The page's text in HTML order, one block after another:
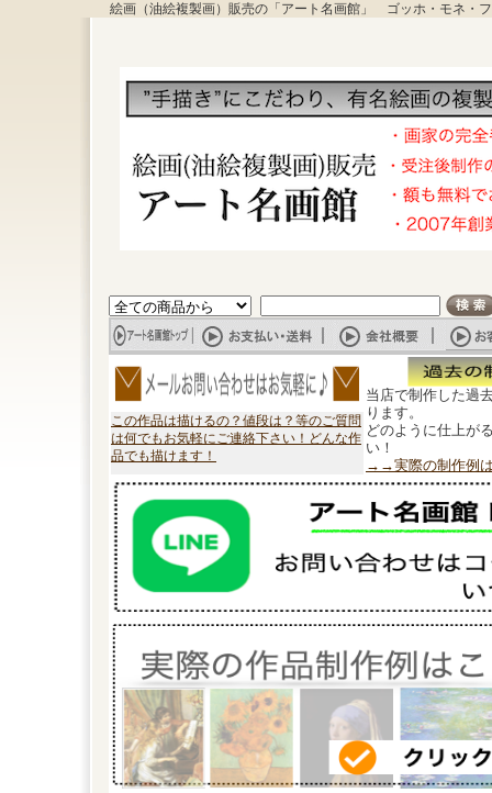
絵画（油絵複製画）販売の「アート名画館」 ゴッホ・モネ・
この作品は描けるの？値段は？等のご質問
は何でもお気軽にご連絡下さい！どんな作
品でも描けます！
当店で制作した過
ります。
どのように仕上が
い！
→→実際の制作例